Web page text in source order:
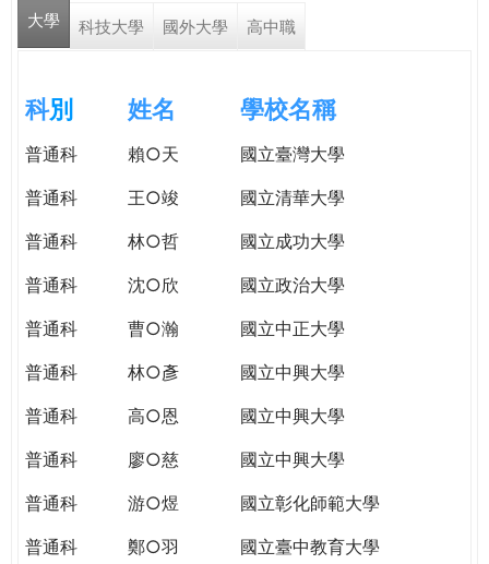
格。
WAGOR
e
e
r
e
大學 科技大學 國外大學 高中職
科別 姓名 學校名稱
普通科 賴○天
國立臺灣大學
普通科
王○竣
國立清華大學
普通科
林○哲
國立成功大學
普通科
沈○欣
國立政治大學
普通科
曹○瀚
國立中正大學
普通科
林○彥
國立中興大學
普通科
高○恩
國立中興大學
普通科
廖○慈
國立中興大學
普通科
游○煜
國立彰化師範大學
普通科
鄭○羽
國立臺中教育大學